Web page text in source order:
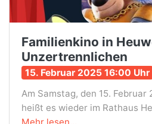
Familienkino in
Unzertrennlichen
15. Februar 2025 16:00 Uhr
Am Samstag, den 15. Februar
heißt es wieder im Rathaus